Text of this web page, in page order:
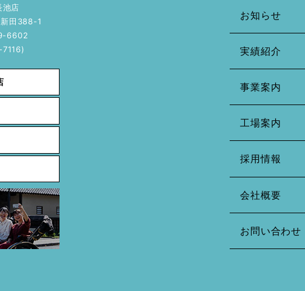
池店
田388-1
6602
お知らせ
実績紹介
事業案内
工場案内
採用情報
会社概要
お問い合わせ